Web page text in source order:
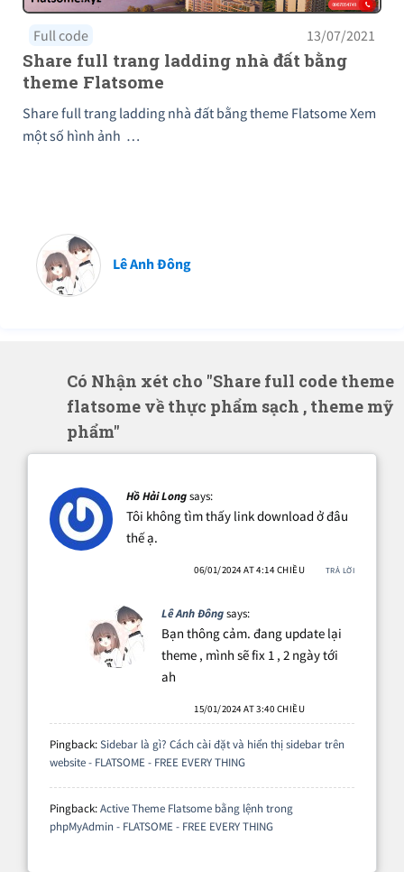
Full code 13/07/2021
Share full trang ladding nhà đất bằng
theme Flatsome
Share full trang ladding nhà đất bằng theme Flatsome Xem
một số hình ảnh …
Lê Anh Đông
Có Nhận xét cho "Share full code theme
flatsome về thực phẩm sạch , theme mỹ
phẩm"
Hồ Hải Longsays:
Tôi không tìm thấy link download ở đâu
thế ạ.
06/01/2024 AT 4:14 CHIỀU TRẢ LỜI
Lê Anh Đôngsays:
Bạn thông cảm. đang update lại
theme , mình sẽ fix 1 , 2 ngày tới
ah
15/01/2024 AT 3:40 CHIỀU
Pingback:Sidebar là gì? Cách cài đặt và hiển thị sidebar trên
website - FLATSOME - FREE EVERY THING
Pingback:Active Theme Flatsome bằng lệnh trong
phpMyAdmin - FLATSOME - FREE EVERY THING